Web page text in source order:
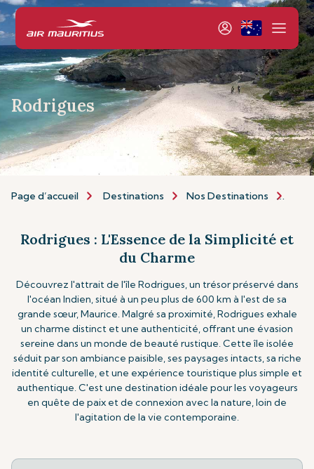
Rodrigues
Page d’accueil Destinations Nos Destinations
Rodrigues : L'Essence de la Simplicité et
du Charme
Découvrez l'attrait de l'île Rodrigues, un trésor préservé dans
l'océan Indien, situé à un peu plus de 600 km à l'est de sa
grande sœur, Maurice. Malgré sa proximité, Rodrigues exhale
un charme distinct et une authenticité, offrant une évasion
sereine dans un monde de beauté rustique. Cette île isolée
séduit par son ambiance paisible, ses paysages intacts, sa riche
identité culturelle, et une expérience touristique plus simple et
authentique. C'est une destination idéale pour les voyageurs
en quête de paix et de connexion avec la nature, loin de
l'agitation de la vie contemporaine.